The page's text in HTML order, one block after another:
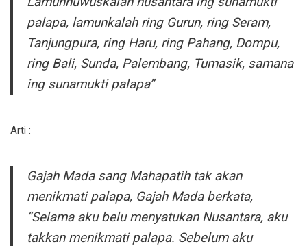
palapa, lamunkalah ring Gurun, ring Seram,
Tanjungpura, ring Haru, ring Pahang, Dompu,
ring Bali, Sunda, Palembang, Tumasik, samana
ing sunamukti palapa”
Arti :
Gajah Mada sang Mahapatih tak akan
menikmati palapa, Gajah Mada berkata,
“Selama aku belu menyatukan Nusantara, aku
takkan menikmati palapa. Sebelum aku